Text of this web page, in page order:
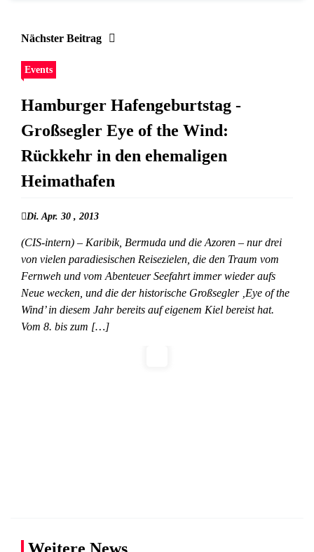
Nächster Beitrag
Events
Hamburger Hafengeburtstag -
Großsegler Eye of the Wind:
Rückkehr in den ehemaligen
Heimathafen
Di. Apr. 30 , 2013
(CIS-intern) – Karibik, Bermuda und die Azoren – nur drei
von vielen paradiesischen Reisezielen, die den Traum vom
Fernweh und vom Abenteuer Seefahrt immer wieder aufs
Neue wecken, und die der historische Großsegler ‚Eye of the
Wind’ in diesem Jahr bereits auf eigenem Kiel bereist hat.
Vom 8. bis zum […]